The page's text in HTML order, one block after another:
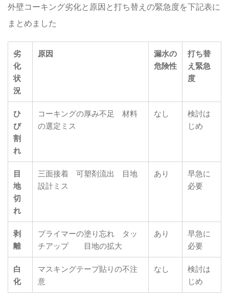
外壁コーキング劣化と原因と打ち替えの緊急度を下記表に
まとめました
劣
化
状
況
原因
漏水の
危険性
打ち替
え緊急
度
ひ
び
割
れ
コーキングの厚み不足 材料
の選定ミス
なし
検討は
じめ
目
地
切
れ
三面接着 可塑剤流出 目地
設計ミス
あり
早急に
必要
剥
離
プライマーの塗り忘れ タッ
チアップ 目地の拡大
あり
早急に
必要
白
化
マスキングテープ貼りの不注
意
なし
検討は
じめ